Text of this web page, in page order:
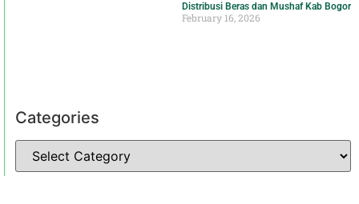
Distribusi Beras dan Mushaf Kab Bogor
February 16, 2026
Categories